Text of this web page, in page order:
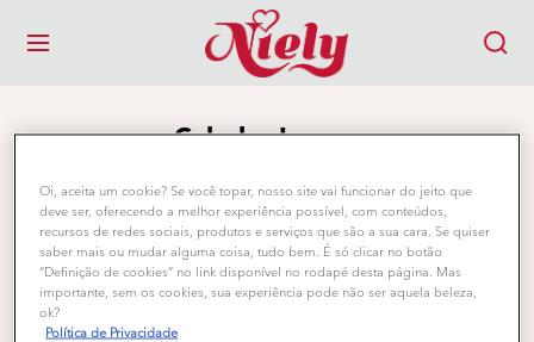
MENU
Cabelos Louros
Filtros (1)
Mostrando para você (0) resultados(s)
Oi, aceita um cookie? Se você topar, nosso site vai funcionar do jeito que
deve ser, oferecendo a melhor experiência possível, com conteúdos,
recursos de redes sociais, produtos e serviços que são a sua cara. Se quiser
saber mais ou mudar alguma coisa, tudo bem. É só clicar no botão
“Definição de cookies” no link disponível no rodapé desta página. Mas
importante, sem os cookies, sua experiência pode não ser aquela beleza,
ok?
Política de Privacidade